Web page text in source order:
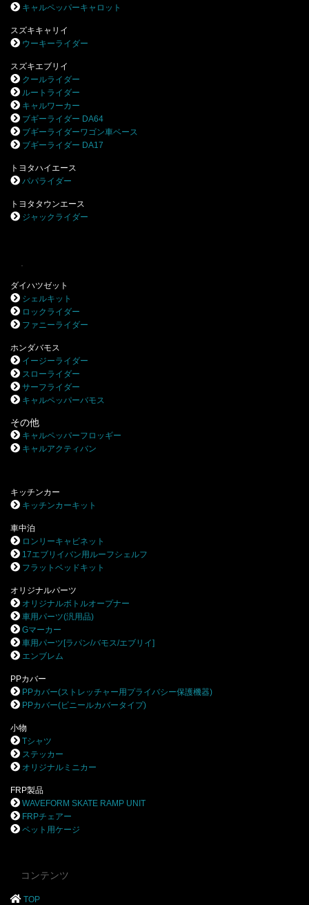
キャルペッパーキャロット
スズキキャリイ
ウーキーライダー
スズキエブリイ
クールライダー
ルートライダー
キャルワーカー
ブギーライダー DA64
ブギーライダーワゴン車ベース
ブギーライダー DA17
トヨタハイエース
パパライダー
トヨタタウンエース
ジャックライダー
ダイハツゼット
シェルキット
ロックライダー
ファニーライダー
ホンダバモス
イージーライダー
スローライダー
サーフライダー
キャルペッパーバモス
その他
キャルペッパーフロッギー
キャルアクティバン
キッチンカー
キッチンカーキット
車中泊
ロンリーキャビネット
17エブリイバン用ルーフシェルフ
フラットベッドキット
オリジナルパーツ
オリジナルボトルオープナー
車用パーツ(汎用品)
Gマーカー
車用パーツ[ラパン/バモス/エブリイ]
エンブレム
PPカバー
PPカバー(ストレッチャー用プライバシー保護機器)
PPカバー(ビニールカバータイプ)
小物
Tシャツ
ステッカー
オリジナルミニカー
FRP製品
WAVEFORM SKATE RAMP UNIT
FRPチェアー
ペット用ケージ
コンテンツ
TOP